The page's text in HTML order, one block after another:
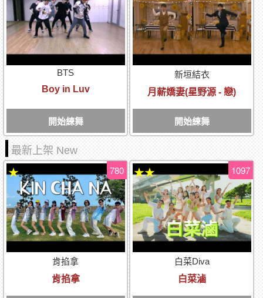
BTS
Boy in Luv
開始練舞
新垣結衣
月薪嬌妻(星野源 - 戀)
開始練舞
最新上架 New
肯掐拿
肯掐拿
780
★
白菜Diva
白菜滷
1097
★★